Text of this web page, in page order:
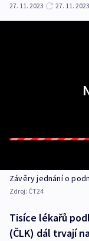
27. 11. 2023
27. 11. 2023
Závěry jednání o
Zdroj: ČT24
Tisíce lékařů
(ČLK) dál trvají